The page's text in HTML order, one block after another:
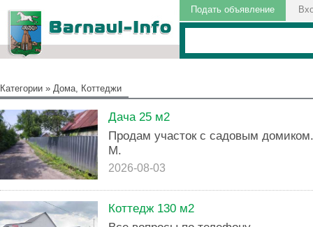
Подать объявление
Категории » Дома, Коттеджи
Дача 25 м2
Продам участок с садовым
М.
2026-08-03
Коттедж 130 м2